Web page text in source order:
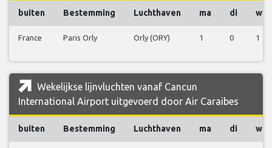
buiten Bestemming Luchthaven ma di wo
France Paris Orly Orly (ORY) 1 0 1
Wekelijkse lijnvluchten vanaf Cancun
International Airport uitgevoerd door Air Caraibes
buiten Bestemming Luchthaven ma di wo